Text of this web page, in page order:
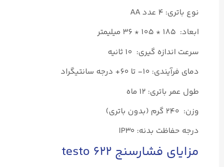
نوع باتری: ۴ عدد AA
ابعاد: ۱۸۵ * ۱۰۵ * ۳۶ میلیمتر
سرعت اندازه گیری: ۱۰ ثانیه
دمای فرآیندی: ۱۰- تا ۶۰+ درجه سانتیگراد
طول عمر باتری: ۱۲ ماه
وزن: ۲۴۰ گرم (بدون باتری)
درجه حفاظت بدنه: IP30
مزایای فشارسنج testo ۶۲۲